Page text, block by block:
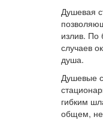
Душевая
излив. По
случаев
душа.
Душевые
гибким
общем, не